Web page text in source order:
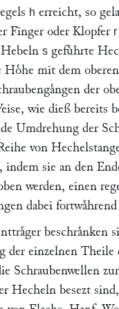
h erreicht, so
Finger oder Klopfer r
s gefuͤhrte
Hoͤhe mit dem
der
wie dieß bereits
Umdrehung der
von
indem sie an den
werden, einen
dabei
beschraͤnken
der einzelnen Theile
Schraubenwellen
Hecheln besezt